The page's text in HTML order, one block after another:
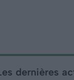
dernières